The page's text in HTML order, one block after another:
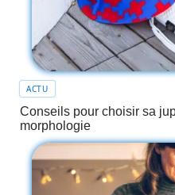
ACTU
Conseils pour choisir sa
morphologie